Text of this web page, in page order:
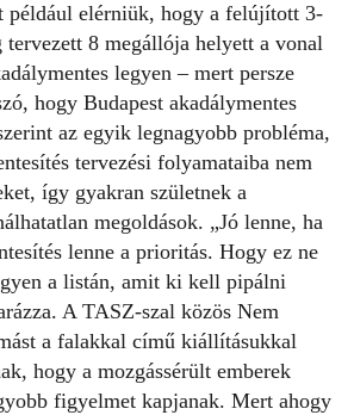
például elérniük, hogy a felújított 3-
tervezett 8 megállója helyett a vonal
legyen – mert persze
hogy Budapest akadálymentes
az egyik legnagyobb probléma,
tervezési folyamataiba nem
így gyakran születnek a
megoldások. „Jó lenne, ha
lenne a prioritás. Hogy ez ne
a listán, amit ki kell pipálni
A TASZ-szal közös Nem
a falakkal című kiállításukkal
hogy a mozgássérült emberek
figyelmet kapjanak. Mert ahogy